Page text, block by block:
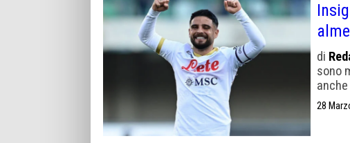
di
sono
28